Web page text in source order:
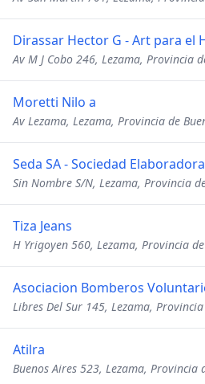
Dirassar Hector G - Art para el
Av M J Cobo 246, Lezama, Provincia
Moretti Nilo a
Av Lezama, Lezama, Provincia de
Seda SA - Sociedad
Sin Nombre S/N, Lezama, Provincia
Tiza Jeans
H Yrigoyen 560, Lezama, Provincia
Asociacion Bomberos
Libres Del Sur 145, Lezama,
Atilra
Buenos Aires 523, Lezama, Provincia